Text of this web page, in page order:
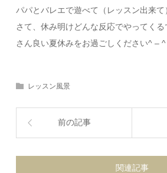
パパとバレエで遊べて（レッスン出来
さて、休み明けどんな反応でやってくる
さん良い夏休みをお過ごしください^ – ^
レッスン風景
前の記事
関連記事